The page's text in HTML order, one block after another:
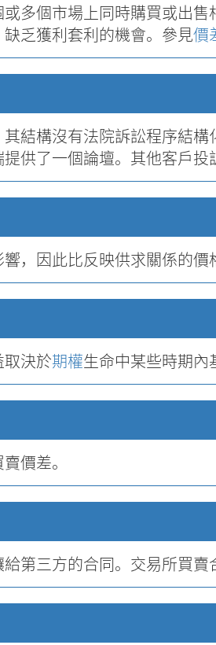
多個市場上同時購買或出
缺乏獲利套利的機會。參見價
結構沒有法院訴訟程序結構
供了一個論壇。其他客戶投
響，因此比反映供求關係的價
決於期權生命中某些時期內
價差。
第三方的合同。交易所買賣